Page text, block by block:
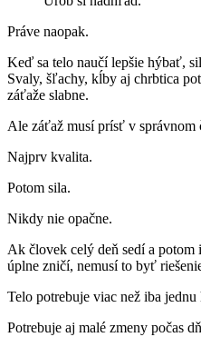
Práve naopak.
Keď sa telo naučí lepšie hýbať,
Svaly, šľachy, kĺby aj chrbtica
záťaže slabne.
Ale záťaž musí prísť v správnom
Najprv kvalita.
Potom sila.
Nikdy nie opačne.
Ak človek celý deň sedí a potom
úplne zničí, nemusí to byť
Telo potrebuje viac než iba
Potrebuje aj malé zmeny počas